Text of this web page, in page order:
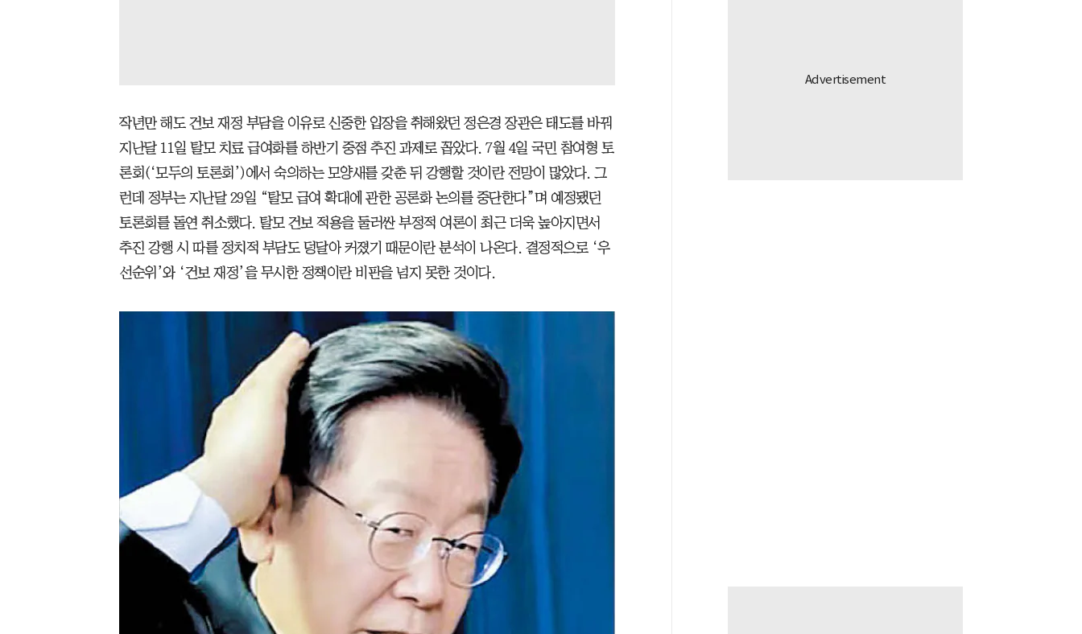
작년만 해도 건보 재정 부담을 이유로 신중한 입장을 취해왔던 정은경 장관은 태도를 바꿔
지난달 11일 탈모 치료 급여화를 하반기 중점 추진 과제로 꼽았다. 7월 4일 국민 참여형 토
론회(‘모두의 토론회’)에서 숙의하는 모양새를 갖춘 뒤 강행할 것이란 전망이 많았다. 그
런데 정부는 지난달 29일 “탈모 급여 확대에 관한 공론화 논의를 중단한다”며 예정됐던
토론회를 돌연 취소했다. 탈모 건보 적용을 둘러싼 부정적 여론이 최근 더욱 높아지면서
추진 강행 시 따를 정치적 부담도 덩달아 커졌기 때문이란 분석이 나온다. 결정적으로 ‘우
선순위’와 ‘건보 재정’을 무시한 정책이란 비판을 넘지 못한 것이다.